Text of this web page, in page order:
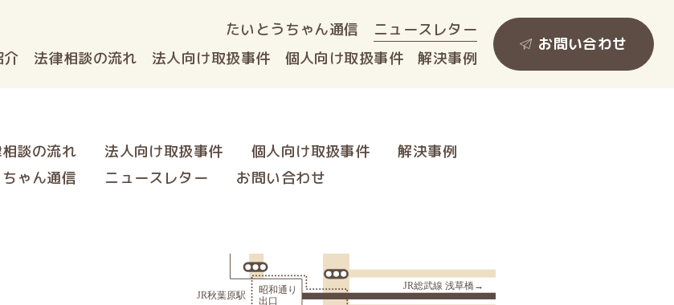
介 法律相談の流れ 法人向け取扱事件 個人向け取扱事件 解決事例
たいとうちゃん通信 ニュース レター
お問い合わせ
談の流れ 法人向け取扱事件 個人向け取扱事件
解決事例
ゃん通信
ニュースレター お問い合わせ